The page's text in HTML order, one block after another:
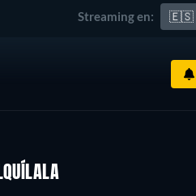
Streaming en: 🇪🇸